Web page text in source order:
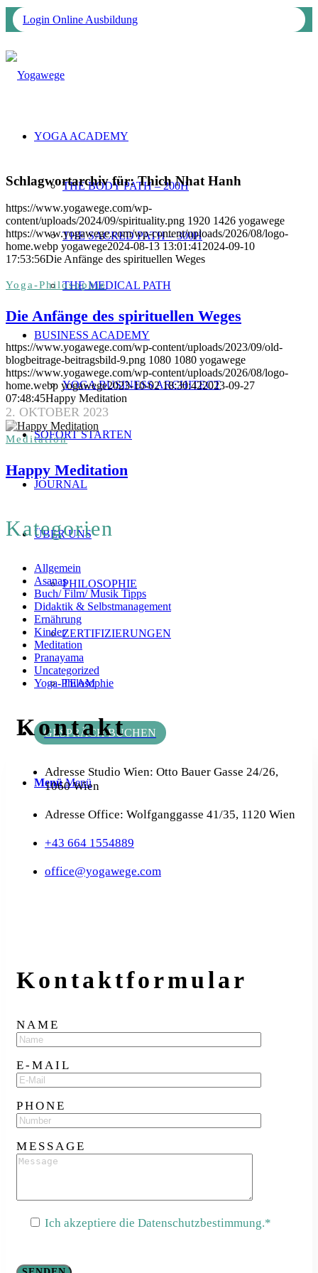
Login Online Ausbildung
YOGA ACADEMY
THE BODY PATH – 200H
THE SACRED PATH – 300H
THE MEDICAL PATH
BUSINESS ACADEMY
YOGA BUSINESS ARCHITECT
SOFORT STARTEN
JOURNAL
ÜBER UNS
PHILOSOPHIE
ZERTIFIZIERUNGEN
TEAM
GESPRÄCH BUCHEN
Menü Menü
Schlagwortarchiv für:Thich Nhat Hanh
Yoga-Philosophie
Die Anfänge des spirituellen Weges
https://www.yogawege.com/wp-
content/uploads/2024/09/spirituality.png 1920 1426 yogawege
https://www.yogawege.com/wp-content/uploads/2026/08/logo-
home.webp yogawege2024-08-13 13:01:412024-09-10
17:53:56Die Anfänge des spirituellen Weges
Meditation
Happy Meditation
2. OKTOBER 2023
https://www.yogawege.com/wp-content/uploads/2023/09/old-
blogbeitrage-beitragsbild-9.png 1080 1080 yogawege
https://www.yogawege.com/wp-content/uploads/2026/08/logo-
home.webp yogawege2023-10-02 18:30:422023-09-27
07:48:45Happy Meditation
Kategorien
Allgemein
Asanas
Buch/ Film/ Musik Tipps
Didaktik & Selbstmanagement
Ernährung
Kinder
Meditation
Pranayama
Uncategorized
Yoga-Philosophie
Kontakt
Adresse Studio Wien: Otto Bauer Gasse 24/26,
1060 Wien
Adresse Office: Wolfganggasse 41/35, 1120 Wien
+43 664 1554889
office@yogawege.com
Kontakt­formular
NAME
E-MAIL
PHONE
MESSAGE
Ich akzeptiere die Datenschutzbestimmung.*